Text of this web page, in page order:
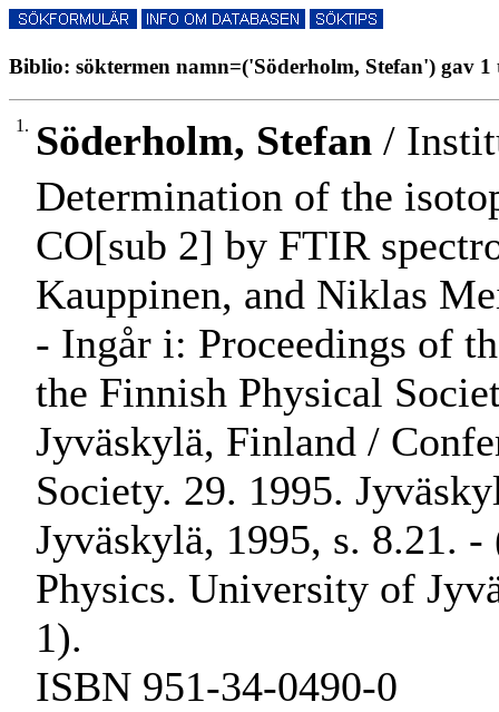
Biblio: söktermen namn=('Söderholm, Stefan') gav
1. Söderholm, Stefan /
Determination of the
CO[sub 2] by FTIR
Kauppinen, and Niklas
- Ingår i: Proceedings of
the Finnish Physical
Jyväskylä, Finland /
Society. 29. 1995.
Jyväskylä, 1995, s. 8.21.
Physics. University of
1).
ISBN 951-34-0490-0